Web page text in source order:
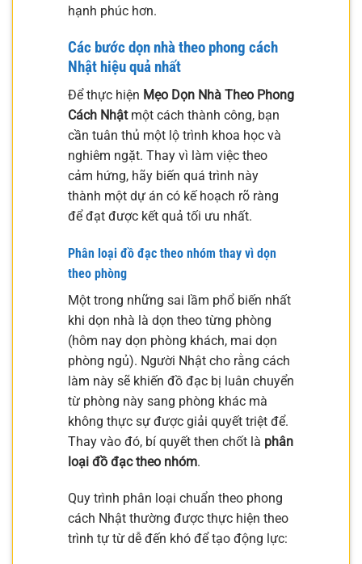
hạnh phúc hơn.
Các bước dọn nhà theo phong cách
Nhật hiệu quả nhất
Để thực hiện Mẹo Dọn Nhà Theo Phong
Cách Nhậtmột cách thành công, bạn
cần tuân thủ một lộ trình khoa học và
nghiêm ngặt. Thay vì làm việc theo
cảm hứng, hãy biến quá trình này
thành một dự án có kế hoạch rõ ràng
để đạt được kết quả tối ưu nhất.
Phân loại đồ đạc theo nhóm thay vì dọn
theo phòng
Một trong những sai lầm phổ biến nhất
khi dọn nhà là dọn theo từng phòng
(hôm nay dọn phòng khách, mai dọn
phòng ngủ). Người Nhật cho rằng cách
làm này sẽ khiến đồ đạc bị luân chuyển
từ phòng này sang phòng khác mà
không thực sự được giải quyết triệt để.
Thay vào đó, bí quyết then chốt là phân
loại đồ đạc theo nhóm.
Quy trình phân loại chuẩn theo phong
cách Nhật thường được thực hiện theo
trình tự từ dễ đến khó để tạo động lực: